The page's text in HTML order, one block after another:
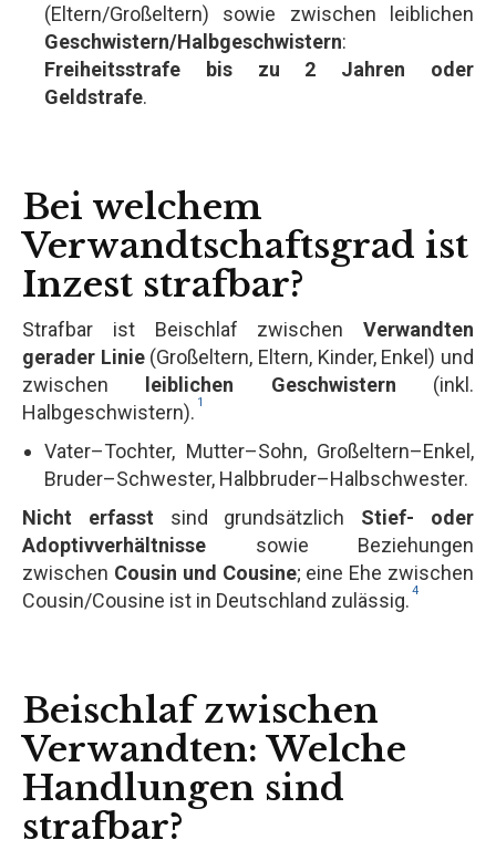
(Eltern/Großeltern) sowie zwischen leiblichen
Geschwistern/Halbgeschwistern:
Freiheitsstrafe bis zu 2 Jahren oder
Geldstrafe.
Bei welchem
Verwandtschaftsgrad ist
Inzest strafbar?
Strafbar ist Beischlaf zwischen Verwandten
gerader Linie(Großeltern, Eltern, Kinder, Enkel) und
zwischen leiblichen Geschwistern (inkl.
Halbgeschwistern). 1
Vater–Tochter, Mutter–Sohn, Großeltern–Enkel,
Bruder–Schwester, Halbbruder–Halbschwester.
Nicht erfasst sind grundsätzlich Stief- oder
Adoptivverhältnisse sowie Beziehungen
zwischen Cousin und Cousine; eine Ehe zwischen
Cousin/Cousine ist in Deutschland zulässig. 4
Beischlaf zwischen
Verwandten: Welche
Handlungen sind
strafbar?